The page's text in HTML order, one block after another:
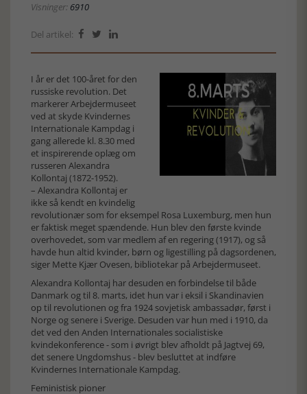
Visninger: 6910
Del artikel:   
I år er det 100-året for den
russiske revolution. Det
markerer Arbejdermuseet
ved at skyde Kvindernes
Internationale Kampdag i
gang allerede kl. 8.30 med
et inspirerende oplæg om
russeren Alexandra
Kollontaj (1872-1952).
– Alexandra Kollontaj er
ikke så kendt en kvindelig
revolutionær som for eksempel Rosa Luxemburg, men hun
er faktisk meget spændende. Hun blev den første kvinde
overhovedet, som var medlem af en regering (1917), og så
havde hun altid kvinder, børn og ligestilling på dagsordenen,
siger Mette Kjær Ovesen, bibliotekar på Arbejdermuseet.
Alexandra Kollontaj har desuden en forbindelse til både
Danmark og til 8. marts, idet hun var i eksil i Skandinavien
op til revolutionen og fra 1924 sovjetisk ambassadør, først i
Norge og senere i Sverige. Desuden var hun med i 1910, da
det ved den Anden Internationales socialistiske
kvindekonference - som i øvrigt blev afholdt på Jagtvej 69,
det senere Ungdomshus - blev besluttet at indføre
Kvindernes Internationale Kampdag.
Feministisk pioner